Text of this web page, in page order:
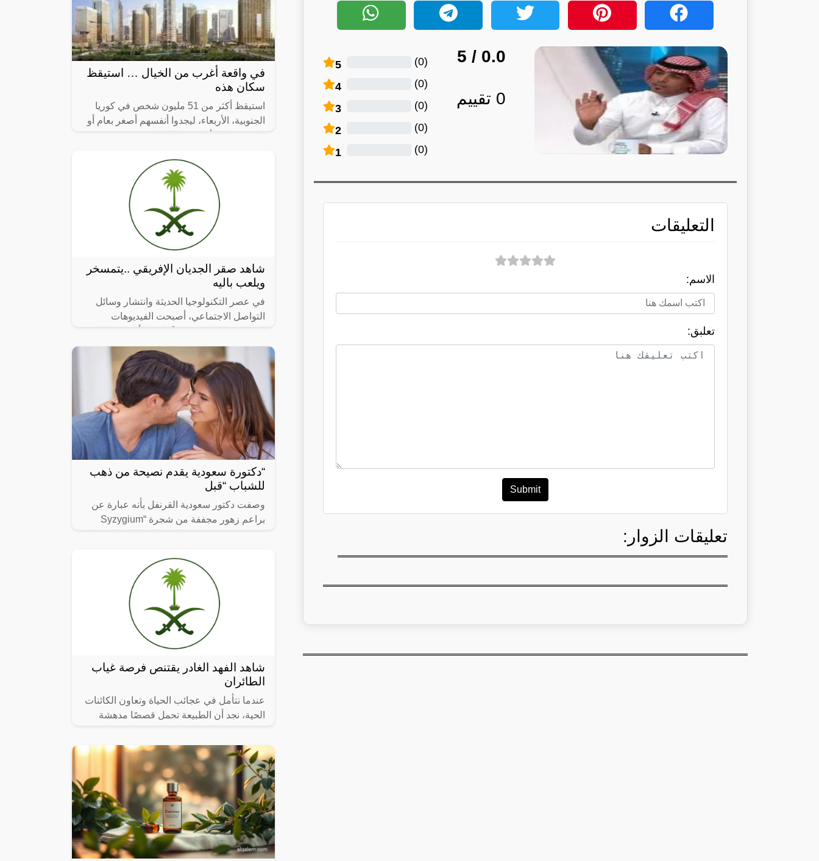
0.0
/ 5
0 تقييم
5 (
0
)
4 (
0
)
3 (
0
)
2 (
0
)
1 (
0
)
التعليقات
الاسم:
تعلبق:
Submit
تعليقات الزوار:
في واقعة أغرب من الخيال … استيقظ
سكان هذه
استيقظ أكثر من 51 مليون شخص في كوريا
الجنوبية، الأربعاء، ليجدوا أنفسهم أصغر بعام أو
شاهد صقر الجديان الإفريقي ..يتمسخر
ويلعب باليه
في عصر التكنولوجيا الحديثة وانتشار وسائل
التواصل الاجتماعي، أصبحت الفيديوهات
اليومية، ومن بين الفيديوهات التي انتشرت
“دكتورة سعودية يقدم نصيحة من ذهب
للشباب “قبل
وصفت دكتور سعودية القرنفل بأنه عبارة عن
براعم زهور مجففة من شجرة “Syzygium
شاهد الفهد الغادر يقتنص فرصة غياب
الطائران
عندما نتأمل في عجائب الحياة وتعاون الكائنات
الحية، نجد أن الطبيعة تحمل قصصًا مدهشة
فيها العطاء والرعاية الأبوية، تشعرنا